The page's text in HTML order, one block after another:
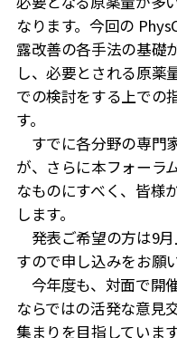
なります。今回の
露改善の各手法の基礎
し、必要とされる原薬
での検討をする上での
す。
すでに各分野の専門
が、さらに本フォーラ
なものにすべく、皆様
します。
発表ご希望の方は9
すので申し込みをお願
今年度も、対面で開
ならではの活発な意見
集まりを目指していま